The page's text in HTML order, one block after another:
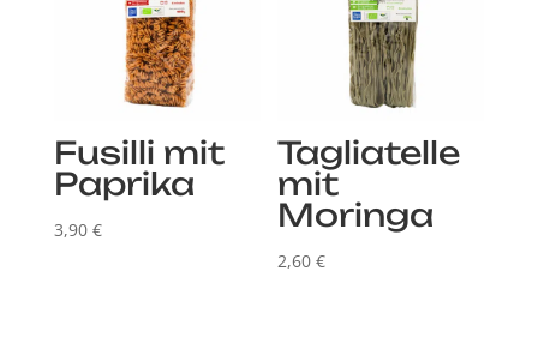
Fusilli mit
Paprika
3,90 €
Tagliatelle
mit
Moringa
2,60€